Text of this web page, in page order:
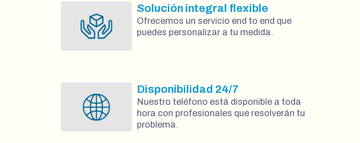
Solución integral flexible
Ofrecemos un servicio end to end que
puedes personalizar a tu medida.
Disponibilidad 24/7
Nuestro teléfono está disponible a toda
hora con profesionales que resolverán tu
problema.